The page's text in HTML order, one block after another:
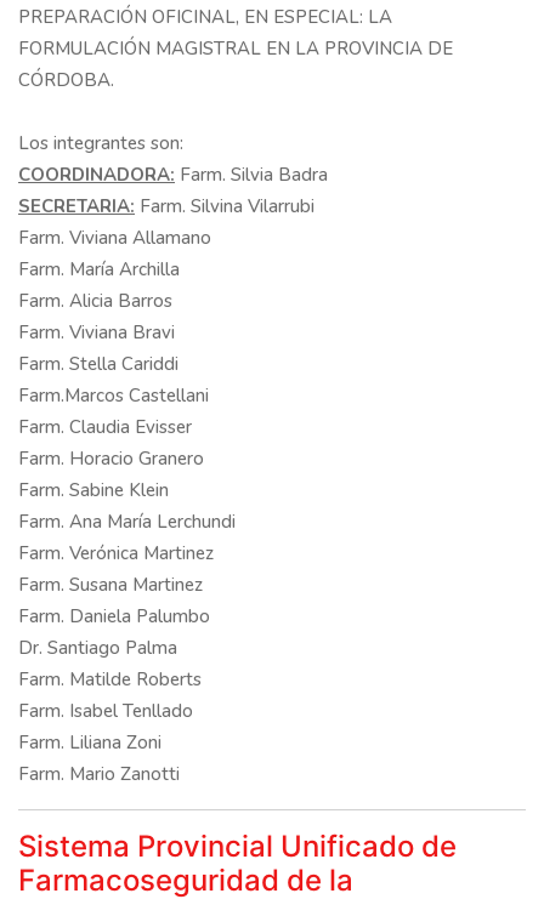
PREPARACIÓN OFICINAL, EN ESPECIAL: LA
FORMULACIÓN MAGISTRAL EN LA PROVINCIA DE
CÓRDOBA.
Los integrantes son:
COORDINADORA: Farm. Silvia Badra
SECRETARIA: Farm. Silvina Vilarrubi
Farm. Viviana Allamano
Farm. María Archilla
Farm. Alicia Barros
Farm. Viviana Bravi
Farm. Stella Cariddi
Farm.Marcos Castellani
Farm. Claudia Evisser
Farm. Horacio Granero
Farm. Sabine Klein
Farm. Ana María Lerchundi
Farm. Verónica Martinez
Farm. Susana Martinez
Farm. Daniela Palumbo
Dr. Santiago Palma
Farm. Matilde Roberts
Farm. Isabel Tenllado
Farm. Liliana Zoni
Farm. Mario Zanotti
Sistema Provincial Unificado de
Farmacoseguridad de la